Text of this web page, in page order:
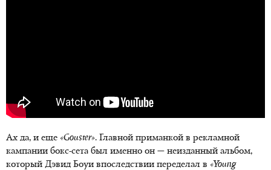
Ах да, и еще «Gouster». Главной приманкой в рекламной
кампании бокс-сета был именно он — неизданный альбом,
который Дэвид Боуи впоследствии переделал в «Young